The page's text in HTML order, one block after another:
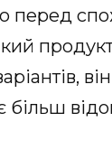
перед
більш